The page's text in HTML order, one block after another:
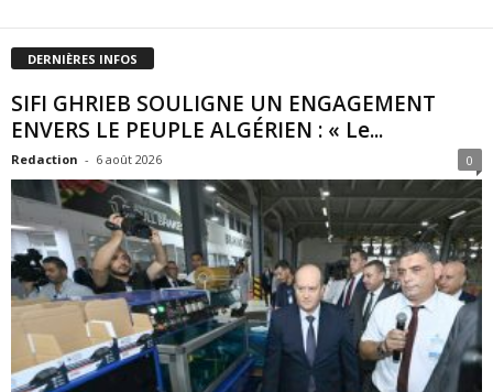
DERNIÈRES INFOS
SIFI GHRIEB SOULIGNE UN ENGAGEMENT
ENVERS LE PEUPLE ALGÉRIEN : « Le...
Redaction - 6 août 2026 0